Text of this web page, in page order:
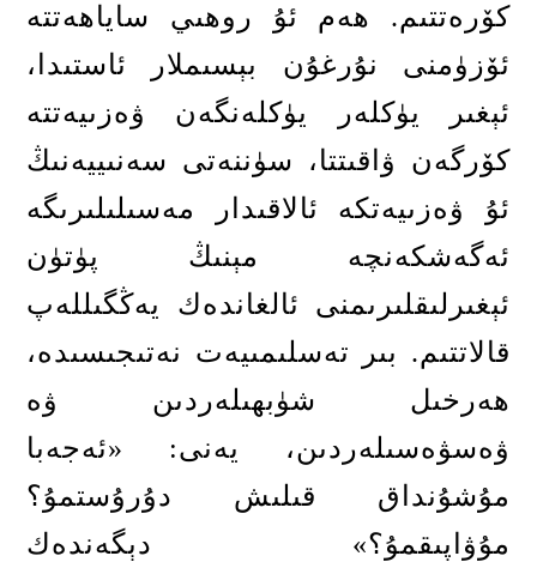
كۆرەتتىم. ھەم ئۇ روھىي ساياھەتتە
ئۆزۈمنى نۇرغۇن بېسىملار ئاستىدا،
ئېغىر يۈكلەر يۈكلەنگەن ۋەزىيەتتە
كۆرگەن ۋاقىتتا، سۈننەتى سەنىييەنىڭ
ئۇ ۋەزىيەتكە ئالاقىدار مەسىلىلىرىگە
ئەگەشكەنچە مېنىڭ پۈتۈن
ئېغىرلىقلىرىمنى ئالغاندەك يەڭگىللەپ
قالاتتىم. بىر تەسلىمىيەت نەتىجىسىدە،
ھەرخىل شۈبھىلەردىن ۋە
ۋەسۋەسىلەردىن، يەنى: «ئەجەبا
مۇشۇنداق قىلىش دۇرۇستمۇ؟
مۇۋاپىقمۇ؟» دېگەندەك